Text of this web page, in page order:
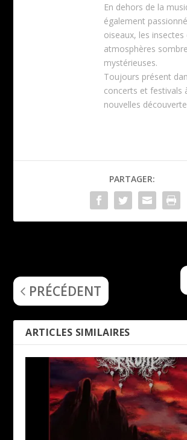
En dehors de la
également
oiseaux, les insectes
atmosphères
mystérieuses.
Toujours présent
concerts et festivals
nouvelles
PARTAGER:
PRÉCÉDENT
ARTICLES SIMILAIRES